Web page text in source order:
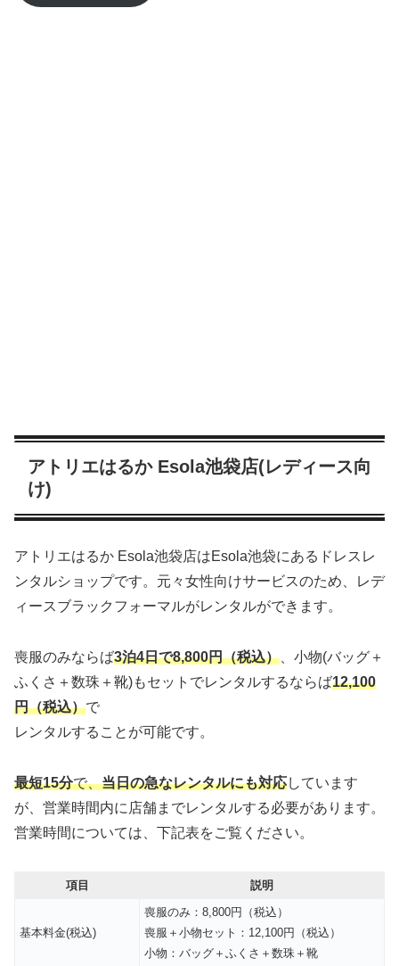
アトリエはるか Esola池袋店(レディース向
け)
アトリエはるか Esola池袋店はEsola池袋にあるドレスレ
ンタルショップです。元々女性向けサービスのため、レデ
ィースブラックフォーマルがレンタルができます。
喪服のみならば3泊4日で8,800円（税込） 、小物(バッグ＋
ふくさ＋数珠＋靴)もセットでレンタルするならば12,100
円（税込）で
レンタルすることが可能です。
最短15分で、当日の急なレンタルにも対応しています
が、営業時間内に店舗までレンタルする必要があります。
営業時間については、下記表をご覧ください。
項目 説明
基本料金(税込)
喪服のみ：8,800円（税込）
喪服＋小物セット：12,100円（税込）
小物：バッグ＋ふくさ＋数珠＋靴